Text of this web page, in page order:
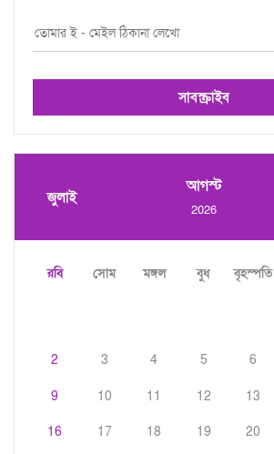
সাবস্ক্রাইব
জুলাই
আগস্ট
2026
রবি সোম মঙ্গল বুধ বৃহস্পতি
2 3 4 5 6
9 10 11 12 13
16 17 18 19 20